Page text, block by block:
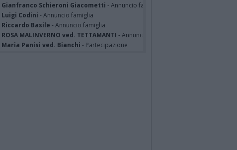
Gianfranco Schieroni Giacometti - Annuncio famiglia
Luigi Codini - Annuncio famiglia
Riccardo Basile - Annuncio famiglia
ROSA MALINVERNO ved. TETTAMANTI - Annuncio famiglia
Maria Panisi ved. Bianchi - Partecipazione